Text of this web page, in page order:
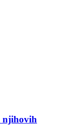
njihovih